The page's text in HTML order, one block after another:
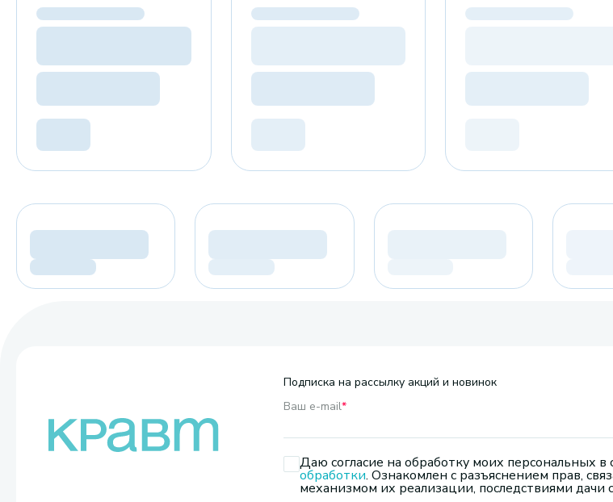
Подписка на рассылку акций и новинок
Ваш e-mail*
Даю согласие на обработку моих персональных в
обработки. Ознакомлен с разъяснением прав,
механизмом их реализации, последствиями дачи